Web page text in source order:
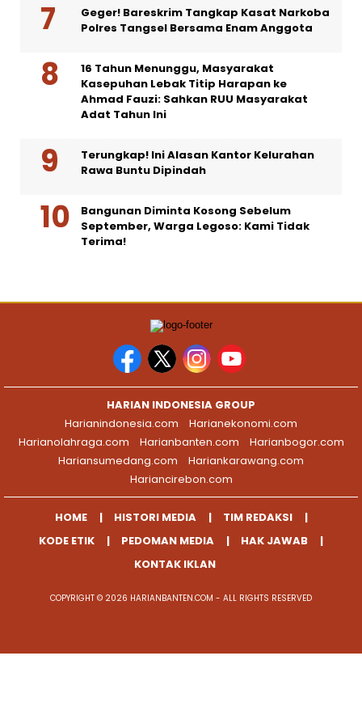
Geger! Bareskrim Tangkap Kasat Narkoba
Polres Tangsel Bersama Enam Anggota
16 Tahun Menunggu, Masyarakat
Kasepuhan Lebak Titip Harapan ke
Ahmad Fauzi: Sahkan RUU Masyarakat
Adat Tahun Ini
Terungkap! Ini Alasan Kantor Kelurahan
Rawa Buntu Dipindah
Bangunan Diminta Kosong Sebelum
September, Warga Legoso: Kami Tidak
Terima!
HARIAN INDONESIA GROUP
Harianindonesia.com
Harianekonomi.com
Harianolahraga.com
Harianbanten.com
Harianbogor.com
Hariansumedang.com
Hariankarawang.com
Hariancirebon.com
HOME HISTORI MEDIA
TIM REDAKSI
KODE ETIK
PEDOMAN MEDIA
HAK JAWAB
KONTAK IKLAN
COPYRIGHT © 2026 HARIANBANTEN.COM - ALL RIGHTS RESERVED